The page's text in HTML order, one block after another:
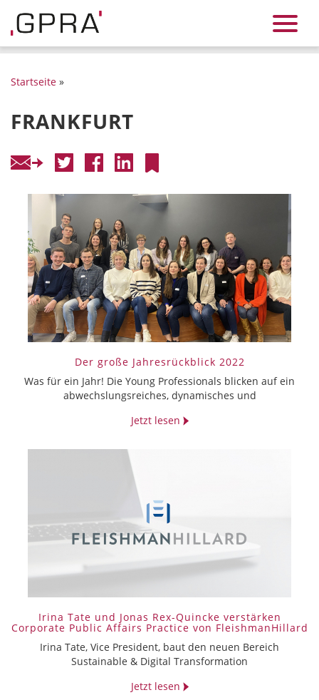
Startseite »
FRANKFURT
Der große Jahresrückblick 2022
Was für ein Jahr! Die Young Professionals blicken auf ein
abwechslungsreiches, dynamisches und
Jetzt lesen
Irina Tate und Jonas Rex-Quincke verstärken
Corporate Public Affairs Practice von FleishmanHillard
Irina Tate, Vice President, baut den neuen Bereich
Sustainable & Digital Transformation
Jetzt lesen